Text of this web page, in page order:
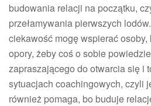
budowania relacji na początku,
przełamywania pierwszych
ciekawość mogę wspierać
opory, żeby coś o sobie
zapraszającego do otwarcia się i
sytuacjach coachingowych, czyli
również pomaga, bo buduje